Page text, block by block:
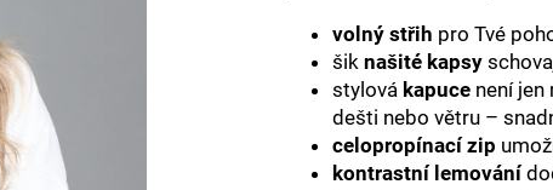
volný střih pro Tvé
šik našité kapsy
stylová kapuce není jen
dešti nebo větru –
celopropínací zip
kontrastní lemování